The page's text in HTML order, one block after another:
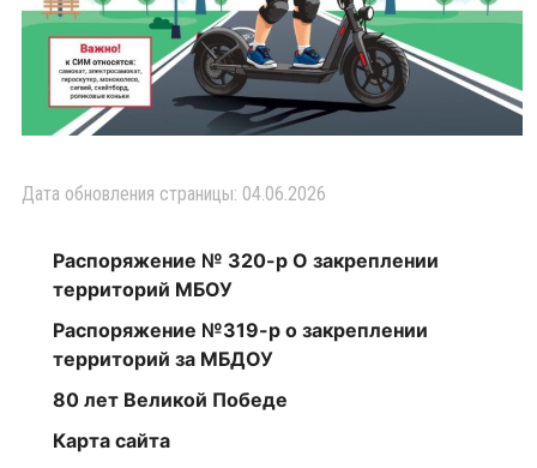
Дата обновления страницы: 04.06.2026
Распоряжение № 320-р О закреплении
территорий МБОУ
Распоряжение №319-р о закреплении
территорий за МБДОУ
80 лет Великой Победе
Карта сайта